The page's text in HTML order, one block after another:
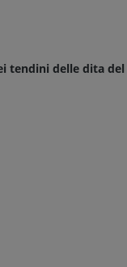
tendini delle dita